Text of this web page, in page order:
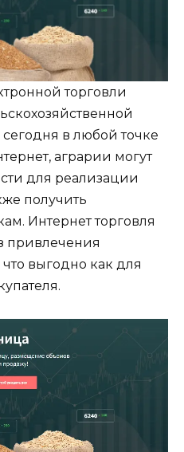
торговли
в любой точке
аграрии могут
для реализации
получить
Интернет торговля
привлечения
выгодно как для